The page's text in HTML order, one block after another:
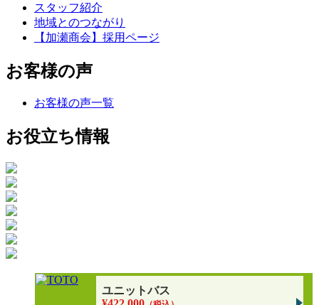
スタッフ紹介
地域とのつながり
【加瀬商会】採用ページ
お客様の声
お客様の声一覧
お役立ち情報
ユニットバス